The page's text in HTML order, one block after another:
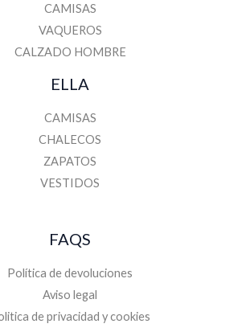
CAMISAS
VAQUEROS
CALZADO HOMBRE
ELLA
CAMISAS
CHALECOS
ZAPATOS
VESTIDOS
FAQS
Política de devoluciones
Aviso legal
de privacidad y cookies